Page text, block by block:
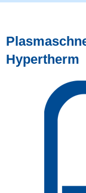
Hypertherm